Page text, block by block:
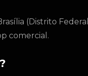
(Distrito
comercial.